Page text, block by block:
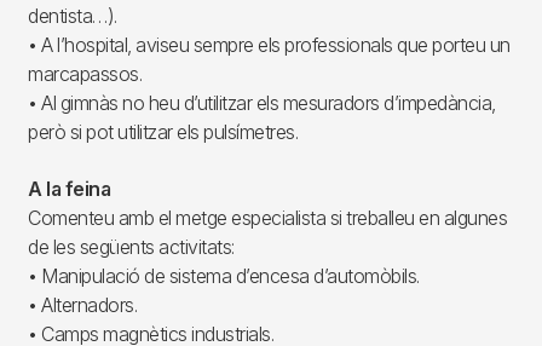
dentista…).
• A l’hospital, aviseu sempre els professionals que porteu un
marcapassos.
• Al gimnàs no heu d’utilitzar els mesuradors d’impedància,
però si pot utilitzar els pulsímetres.
A la feina
Comenteu amb el metge especialista si treballeu en algunes
de les següents activitats:
• Manipulació de sistema d’encesa d’automòbils.
• Alternadors.
• Camps magnètics industrials.